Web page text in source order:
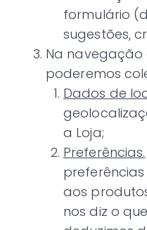
formulário
sugestões,
Na navegação
poderemos
Dados de
a Loja;
Preferências.
aos
nos diz o